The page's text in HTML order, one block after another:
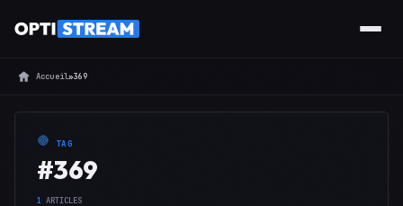
Accueil»369
TAG
#369
1 ARTICLES